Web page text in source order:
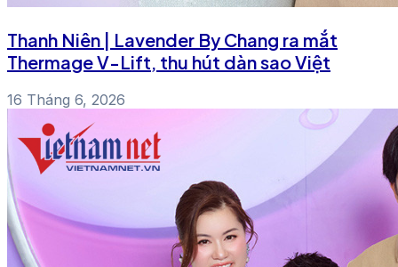
Thanh Niên | Lavender By Chang ra mắt
Thermage V-Lift, thu hút dàn sao Việt
16 Tháng 6, 2026